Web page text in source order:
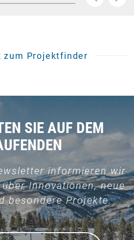
zum Projektfinder
SIE AUF DEM
informieren wir
Innovationen, neue
besondere Projekte.